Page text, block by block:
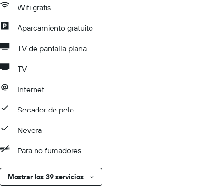
Wifi gratis
Aparcamiento gratuito
TV de pantalla plana
TV
Internet
Secador de pelo
Nevera
Para no fumadores
Mostrar los 39 servicios